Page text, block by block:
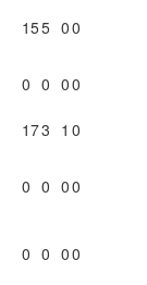
155 00
0 0 00
173 1 0
0 0 00
0 0 00